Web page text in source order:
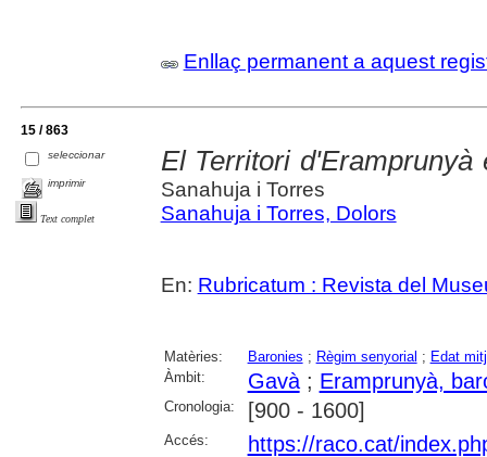
Enllaç permanent a aquest
15 / 863
seleccionar
imprimir
Text complet
El Territori
Sanahuja i Torres
Sanahuja i Torres, Dolors
En: Rubricatum : Revista del
Matèries: Baronies ; Règim senyorial ; Edat
Àmbit:
Gavà; Eramprunyà,
Cronologia: [900 - 1600]
Accés: https://raco.cat/